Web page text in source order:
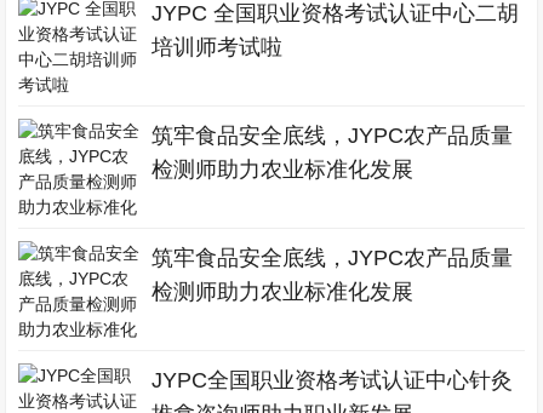
JYPC 全国职业资格考试认证中心二胡
培训师考试啦
筑牢食品安全底线，JYPC农产品质量
检测师助力农业标准化发展
筑牢食品安全底线，JYPC农产品质量
检测师助力农业标准化发展
JYPC全国职业资格考试认证中心针灸